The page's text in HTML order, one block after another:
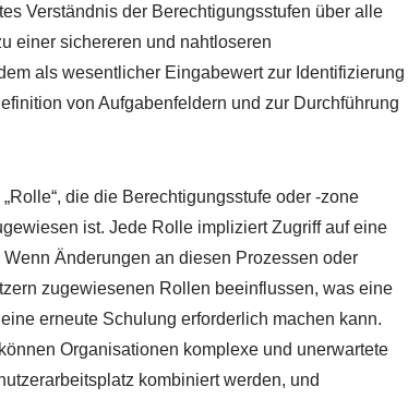
Verständnis der Berechtigungsstufen über alle
einer sichereren und nahtloseren
als wesentlicher Eingabewert zur Identifizierung
von Aufgabenfeldern und zur Durchführung
die die Berechtigungsstufe oder -zone
ist. Jede Rolle impliziert Zugriff auf eine
Änderungen an diesen Prozessen oder
zugewiesenen Rollen beeinflussen, was eine
erneute Schulung erforderlich machen kann.
Organisationen komplexe und unerwartete
kombiniert werden, und